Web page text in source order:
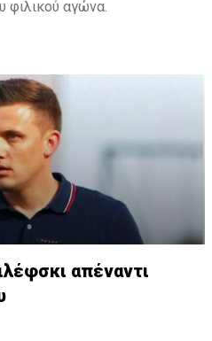
φιλικού αγώνα.
απέναντι